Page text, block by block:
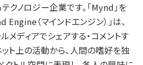
クノロジー企業です。「Mynd」を
Engine（マインドエンジン）」は、
メディアでシェアする・コメントす
ト上の活動から、人間の嗜好を独